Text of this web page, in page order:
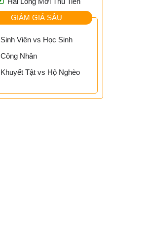
GIẢM GIÁ SÂU
Sinh Viên vs Học Sinh
Công Nhân
Khuyết Tật vs Hộ Nghèo